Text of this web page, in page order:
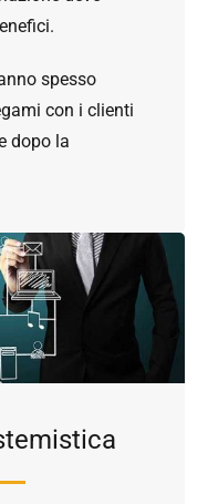
spesso
con i clienti
dopo la